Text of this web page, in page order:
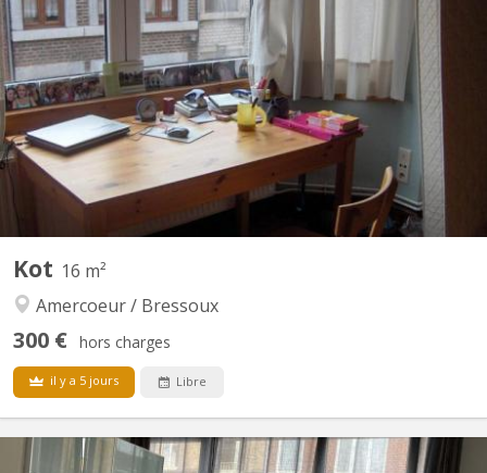
Etage aménagé dans une maison familiale pour 2 étudiants.
Proximité centre ville, transports en commun, parc et
commerces. Palier cuisine (cuisinière, micro-ondes, hotte, frigo,
évier, vaisselle incluse). Grande salle de bains. Ambiance calme et
studieuse dans le respect de l'indépendance de...
Kot 16 m²
Amercoeur / Bressoux
300 € hors charges
il y a 5 jours Libre
KL 11919